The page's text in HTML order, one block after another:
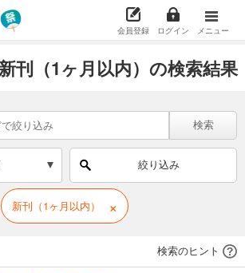
会員登録 ログイン メニュー
刊（1ヶ月以内）の検索結果
検索
絞り込み
新刊（1ヶ月以内） ×
検索のヒント